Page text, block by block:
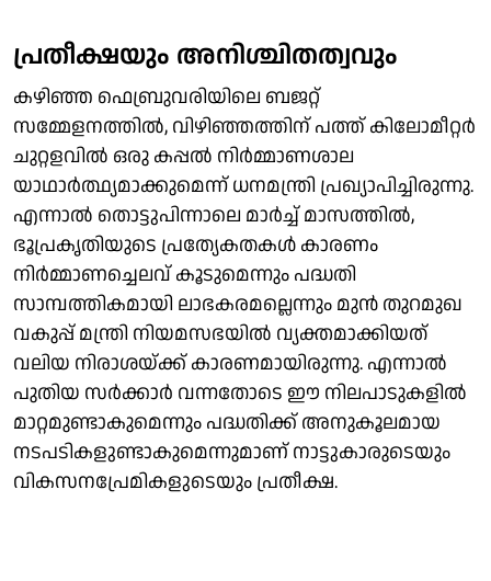
പ്രതീക്ഷയും അനിശ്ചിതത്വവും
കഴിഞ്ഞ ഫെബ്രുവരിയിലെ ബജറ്റ്
സമ്മേളനത്തില്‍, വിഴിഞ്ഞത്തിന് പത്ത് കിലോമീറ്റര്‍
ചുറ്റളവില്‍ ഒരു കപ്പല്‍ നിര്‍മ്മാണശാല
യാഥാര്‍ത്ഥ്യമാക്കുമെന്ന് ധനമന്ത്രി പ്രഖ്യാപിച്ചിരുന്നു.
എന്നാല്‍ തൊട്ടുപിന്നാലെ മാര്‍ച്ച് മാസത്തില്‍,
ഭൂപ്രകൃതിയുടെ പ്രത്യേകതകള്‍ കാരണം
നിര്‍മ്മാണച്ചെലവ് കൂടുമെന്നും പദ്ധതി
സാമ്പത്തികമായി ലാഭകരമല്ലെന്നും മുന്‍ തുറമുഖ
വകുപ്പ് മന്ത്രി നിയമസഭയില്‍ വ്യക്തമാക്കിയത്
വലിയ നിരാശയ്ക്ക് കാരണമായിരുന്നു. എന്നാല്‍
പുതിയ സര്‍ക്കാര്‍ വന്നതോടെ ഈ നിലപാടുകളില്‍
മാറ്റമുണ്ടാകുമെന്നും പദ്ധതിക്ക് അനുകൂലമായ
നടപടികളുണ്ടാകുമെന്നുമാണ് നാട്ടുകാരുടെയും
വികസനപ്രേമികളുടെയും പ്രതീക്ഷ.